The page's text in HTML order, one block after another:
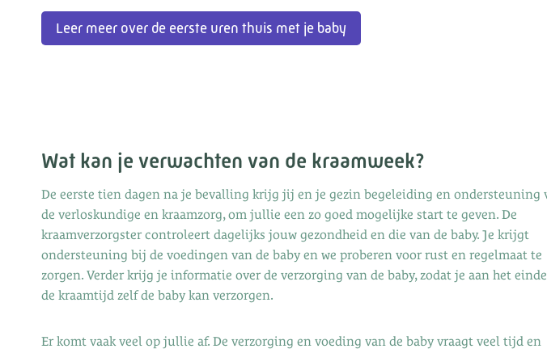
Leer meer over de eerste uren thuis met je baby
Wat kan je verwachten van de kraamweek?
De eerste tien dagen na je bevalling krijg jij en je gezin begeleiding en ondersteuning
de verloskundige en kraamzorg, om jullie een zo goed mogelijke start te geven. De
kraamverzorgster controleert dagelijks jouw gezondheid en die van de baby. Je krijgt
ondersteuning bij de voedingen van de baby en we proberen voor rust en regelmaat te
zorgen. Verder krijg je informatie over de verzorging van de baby, zodat je aan het
de kraamtijd zelf de baby kan verzorgen.
Er komt vaak veel op jullie af. De verzorging en voeding van de baby vraagt veel tijd en